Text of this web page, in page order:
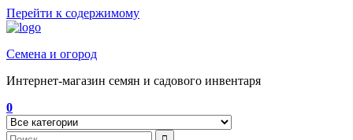
Перейти к содержимому
Семена и огород
Интернет-магазин семян и садового инвентаря
0